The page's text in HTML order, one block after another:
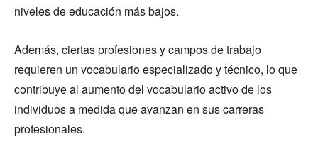
niveles de educación más bajos.
Además, ciertas profesiones y campos de trabajo
requieren un vocabulario especializado y técnico, lo que
contribuye al aumento del vocabulario activo de los
individuos a medida que avanzan en sus carreras
profesionales.